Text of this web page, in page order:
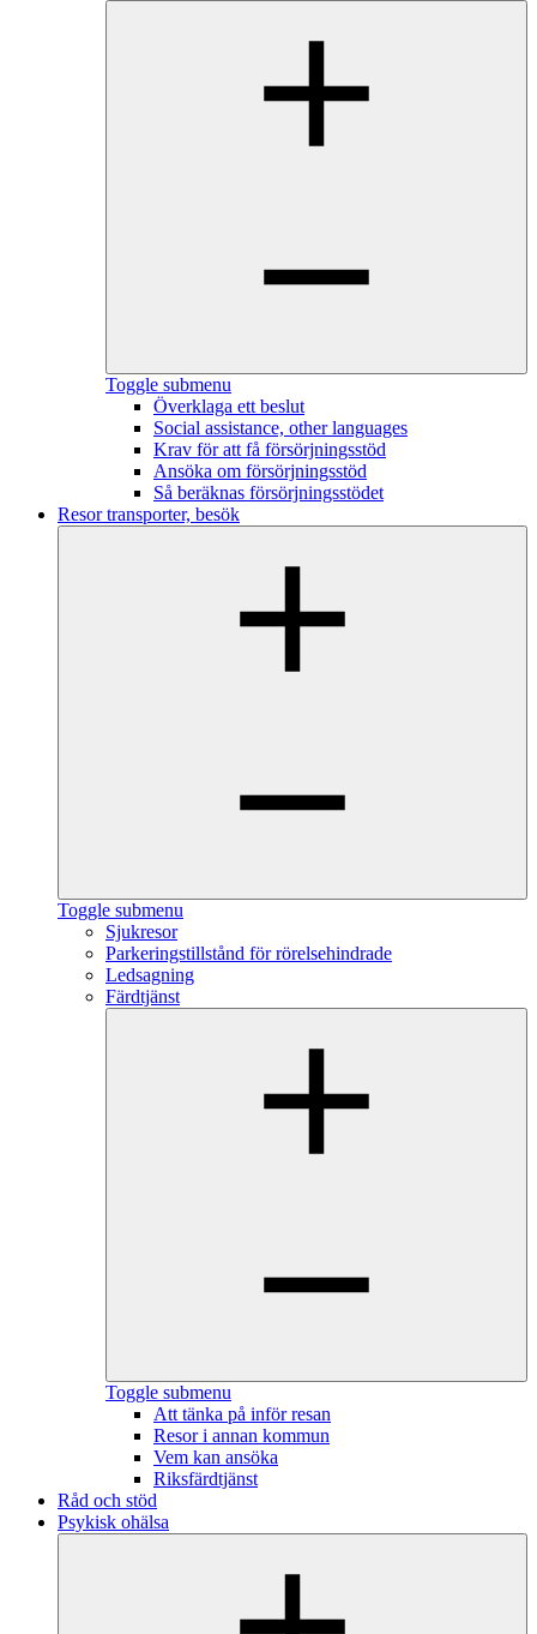
Toggle submenu
Överklaga ett beslut
Social assistance, other languages
Krav för att få försörjningsstöd
Ansöka om försörjningsstöd
Så beräknas försörjningsstödet
Resor transporter, besök
Toggle submenu
Sjukresor
Parkeringstillstånd för rörelsehindrade
Ledsagning
Färdtjänst
Toggle submenu
Att tänka på inför resan
Resor i annan kommun
Vem kan ansöka
Riksfärdtjänst
Råd och stöd
Psykisk ohälsa